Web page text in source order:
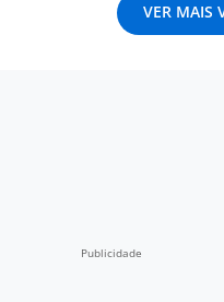
VER MAIS